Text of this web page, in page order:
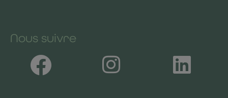
Nous suivre